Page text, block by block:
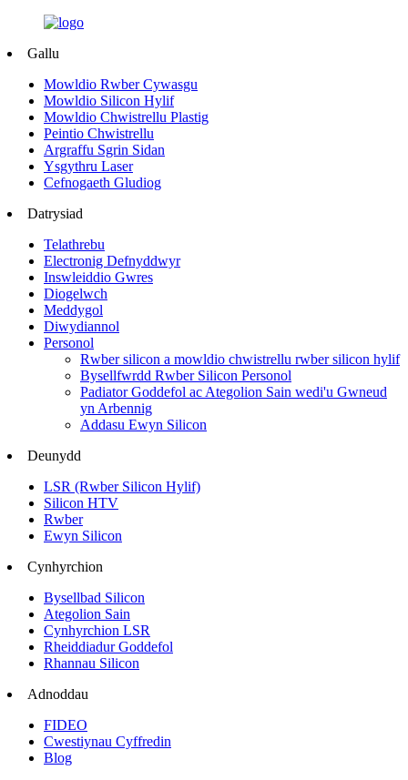
Gallu
Mowldio Rwber Cywasgu
Mowldio Silicon Hylif
Mowldio Chwistrellu Plastig
Peintio Chwistrellu
Argraffu Sgrin Sidan
Ysgythru Laser
Cefnogaeth Gludiog
Datrysiad
Telathrebu
Electronig Defnyddwyr
Inswleiddio Gwres
Diogelwch
Meddygol
Diwydiannol
Personol
Rwber silicon a mowldio chwistrellu rwber silicon hylif
Bysellfwrdd Rwber Silicon Personol
Padiator Goddefol ac Ategolion Sain wedi'u Gwneud
yn Arbennig
Addasu Ewyn Silicon
Deunydd
LSR (Rwber Silicon Hylif)
Silicon HTV
Rwber
Ewyn Silicon
Cynhyrchion
Bysellbad Silicon
Ategolion Sain
Cynhyrchion LSR
Rheiddiadur Goddefol
Rhannau Silicon
Adnoddau
FIDEO
Cwestiynau Cyffredin
Blog